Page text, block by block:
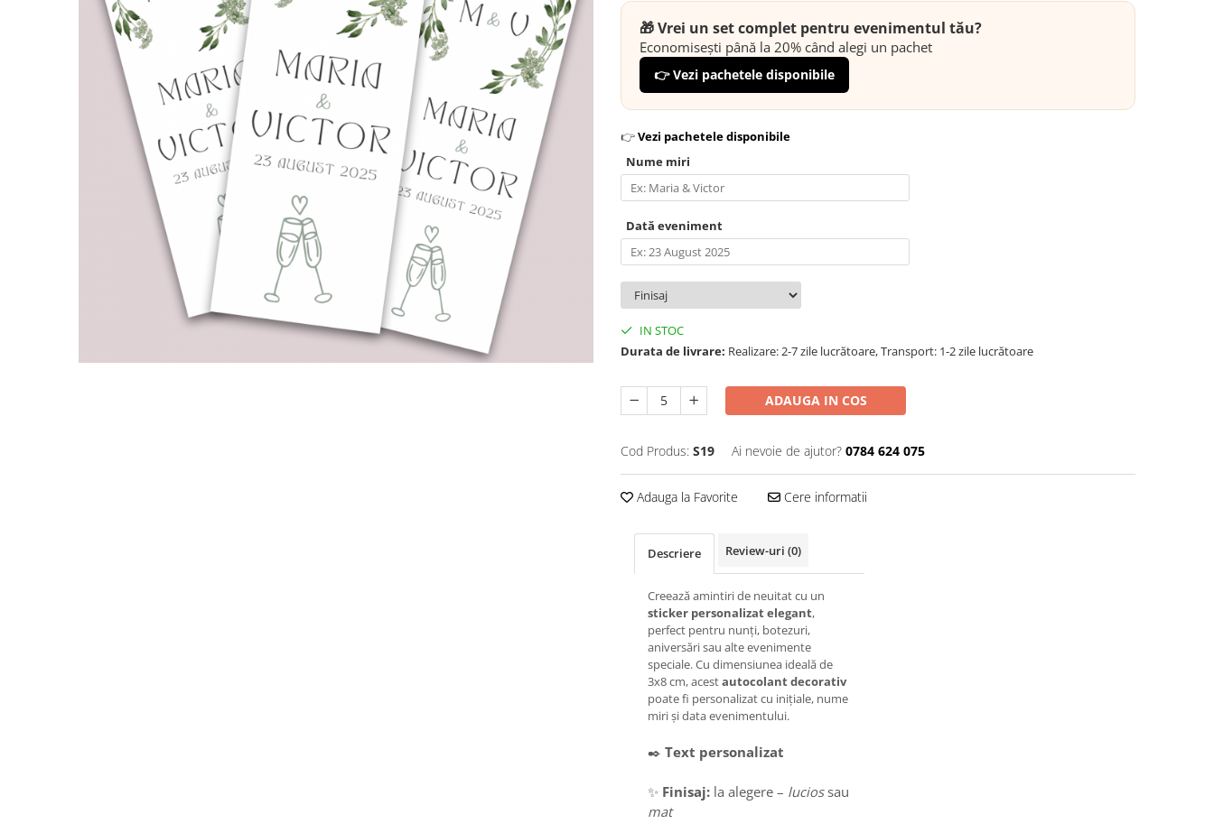
🎁 Vrei un set complet pentru evenimentul tău?
Economisești până la 20% când alegi un pachet
👉 Vezi pachetele disponibile
👉Vezi pachetele disponibile
Nume miri
Dată eveniment
IN STOC
Durata de livrare: Realizare: 2-7 zile lucrătoare, Transport: 1-2 zile lucrătoare
ADAUGA IN COS
Cod Produs: S19 Ai nevoie de ajutor? 0784 624 075
Adauga la Favorite Cere informatii
Descriere Review-uri (0)
Creează amintiri de neuitat cu un
sticker personalizat elegant,
perfect pentru nunți, botezuri,
aniversări sau alte evenimente
speciale. Cu dimensiunea ideală de
3x8 cm, acestautocolant decorativ
poate fi personalizat cu inițiale, nume
miri și data evenimentului.
✒️ Text personalizat
✨ Finisaj: la alegere – luciossau
mat